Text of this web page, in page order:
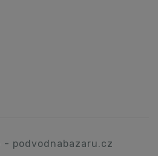
podvodnabazaru.cz